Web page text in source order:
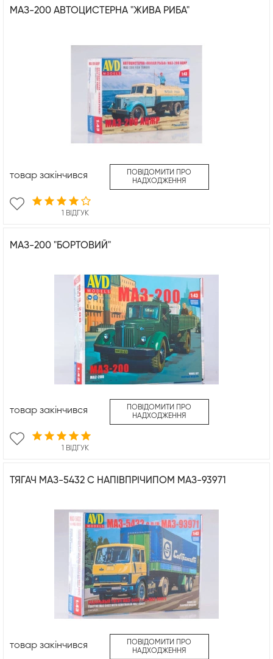
МАЗ-200 АВТОЦИСТЕРНА "ЖИВА РИБА"
1 ВІДГУК
товар закінчився
ПОВІДОМИТИ ПРО
НАДХОДЖЕННЯ
МАЗ-200 "БОРТОВИЙ"
1 ВІДГУК
товар закінчився
ПОВІДОМИТИ ПРО
НАДХОДЖЕННЯ
ТЯГАЧ МАЗ-5432 С НАПІВПРІЧИПОМ МАЗ-93971
товар закінчився
ПОВІДОМИТИ ПРО
НАДХОДЖЕННЯ